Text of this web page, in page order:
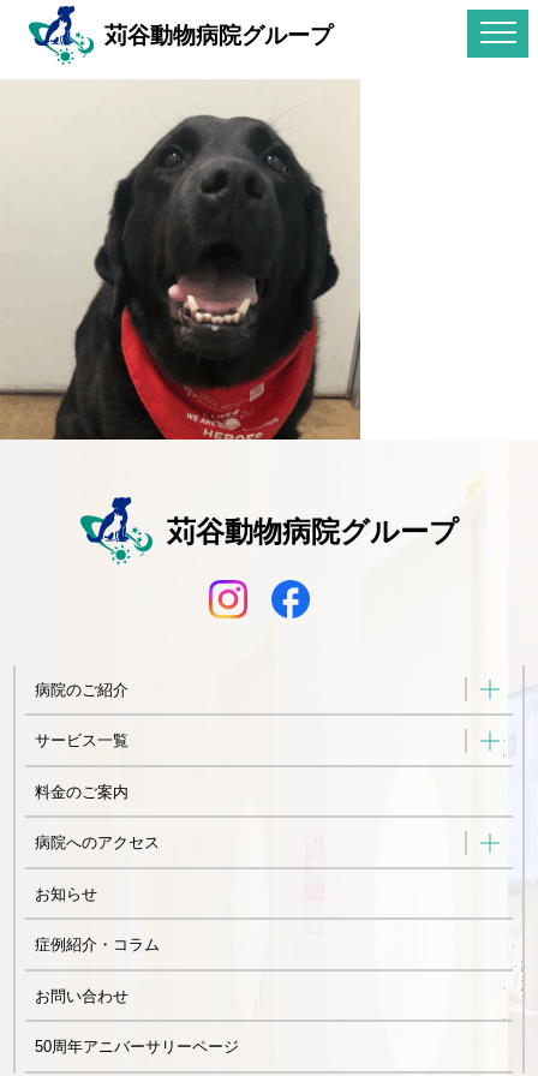
苅谷動物病院グループ
苅谷動物病院グループ
病院のご紹介
サービス一覧
料金のご案内
病院へのアクセス
お知らせ
症例紹介・コラム
お問い合わせ
50周年アニバーサリーページ